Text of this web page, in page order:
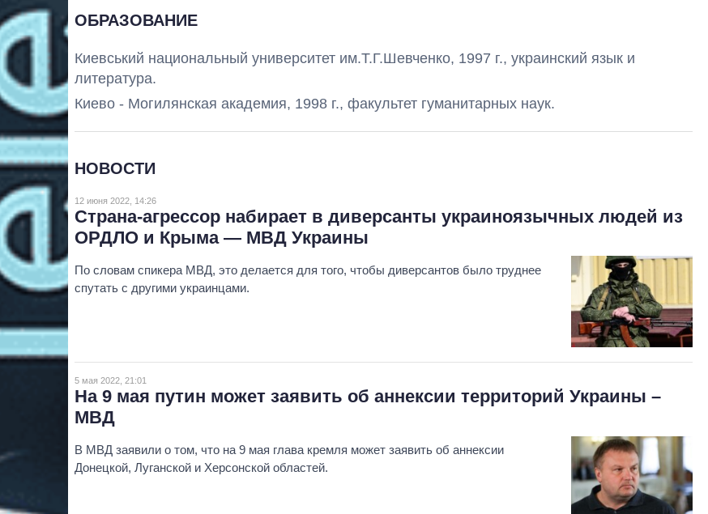
ОБРАЗОВАНИЕ
Киевський национальный университет им.Т.Г.Шевченко, 1997 г., украинский язык и
литература.
Киево - Могилянская академия, 1998 г., факультет гуманитарных наук.
НОВОСТИ
12 июня 2022, 14:26
Страна-агрессор набирает в диверсанты украиноязычных людей из
ОРДЛО и Крыма — МВД Украины
По словам спикера МВД, это делается для того, чтобы диверсантов было труднее
спутать с другими украинцами.
5 мая 2022, 21:01
На 9 мая путин может заявить об аннексии территорий Украины –
МВД
В МВД заявили о том, что на 9 мая глава кремля может заявить об аннексии
Донецкой, Луганской и Херсонской областей.
Восемь
массированных
ударов по Украине
за лето: Киев и
область стали
главной целью рф